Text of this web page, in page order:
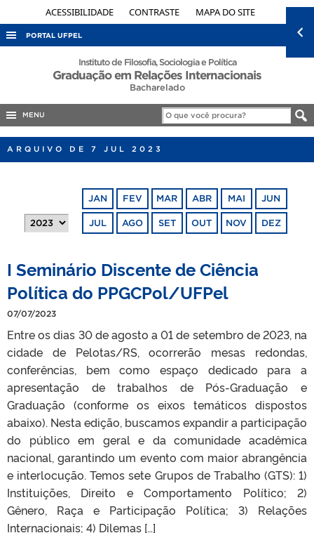
ACESSIBILIDADE CONTRASTE MAPA DO SITE
PORTAL UFPEL
ACESSO À INFORMAÇÃO
PORTARIAS
Instituto de Filosofia, Sociologia e Política
Graduação em Relações Internacionais
Bacharelado
MENU
ARQUIVO DE 7 JUL 2023
JAN FEV MAR ABR MAI JUN
JUL AGO SET OUT NOV DEZ
I Seminário Discente de Ciência
Política do PPGCPol/UFPel
07/07/2023
Entre os dias 30 de agosto a 01 de setembro de 2023, na
cidade de Pelotas/RS, ocorrerão mesas redondas,
conferências, bem como espaço dedicado para a
apresentação de trabalhos de Pós-Graduação e
Graduação (conforme os eixos temáticos dispostos
abaixo). Nesta edição, buscamos expandir a participação
do público em geral e da comunidade acadêmica
nacional, garantindo um evento com maior abrangência
e interlocução. Temos sete Grupos de Trabalho (GTS): 1)
Instituições, Direito e Comportamento Político; 2)
Gênero, Raça e Participação Política; 3) Relações
Internacionais; 4) Dilemas […]